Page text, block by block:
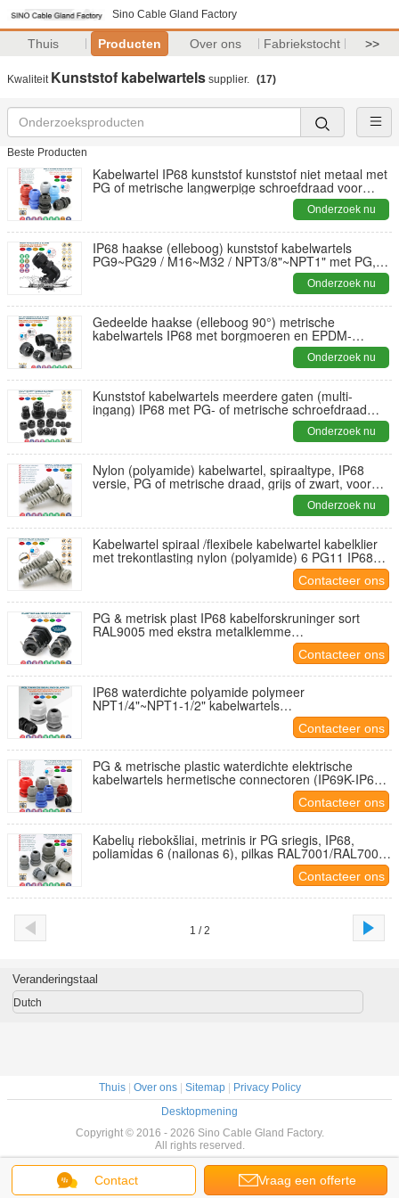
Sino Cable Gland Factory
Thuis Producten Over ons Fabriekstocht >>
Kwaliteit Kunststof kabelwartels supplier. (17)
Beste Producten
Kabelwartel IP68 kunststof kunststof niet metaal met
PG of metrische langwerpige schroefdraad voor
Onderzoek nu
IP68 haakse (elleboog) kunststof kabelwartels
PG9~PG29 / M16~M32 / NPT3/8"~NPT1" met PG,
Onderzoek nu
Gedeelde haakse (elleboog 90°) metrische
kabelwartels IP68 met borgmoeren en EPDM-
Onderzoek nu
Kunststof kabelwartels meerdere gaten (multi-
ingang) IP68 met PG- of metrische schroefdraad
Onderzoek nu
Nylon (polyamide) kabelwartel, spiraaltype, IP68
versie, PG of metrische draad, grijs of zwart, voor
Onderzoek nu
Kabelwartel spiraal /flexibele kabelwartel kabelklier
met trekontlasting nylon (polyamide) 6 PG11 IP68
Contacteer ons
PG & metrisk plast IP68 kabelforskruninger sort
RAL9005 med ekstra metalklemme
Contacteer ons
IP68 waterdichte polyamide polymeer
NPT1/4"~NPT1-1/2" kabelwartels
(kabelconnectoren) voor niet-gewapende kabels
Contacteer ons
PG & metrische plastic waterdichte elektrische
kabelwartels hermetische connectoren (IP69K-IP68
Contacteer ons
Kabelių riebokšliai, metrinis ir PG sriegis, IP68,
poliamidas 6 (nailonas 6), pilkas RAL7001/RAL7005,
Contacteer ons
1 / 2
Contact Vraag een offerte
Veranderingstaal
Dutch
Thuis| Over ons| Sitemap|
Privacy Policy
Desktopmening
Copyright © 2016 - 2026 Sino Cable Gland Factory.
All rights reserved.